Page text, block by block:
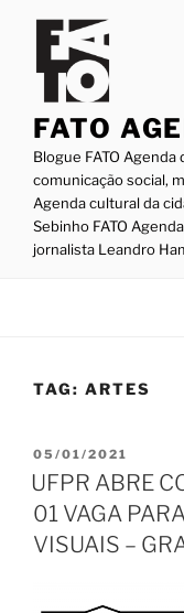
conteúdo
FATO
Blogue FATO
comunicação social,
Agenda cultural da
Sebinho FATO
jornalista Leandro
TAG: ARTES
PUBLICADO
EM
05/01/2021
UFPR ABRE
01 VAGA
VISUAIS –